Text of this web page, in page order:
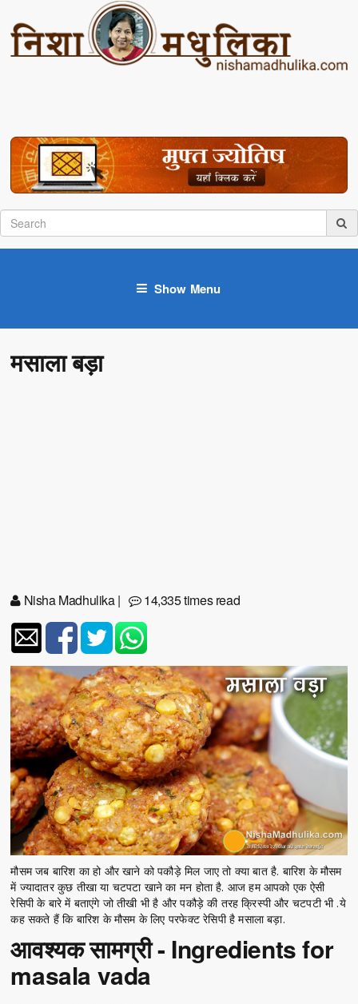
Show Menu
मसाला बड़ा
Nisha Madhulika| 14,335 times read
मौसम जब बारिश का हो और खाने को पकौड़े मिल जाए तो क्या बात है. बारिश के मौसम
में ज्यादातर कुछ तीखा या चटपटा खाने का मन होता है. आज हम आपको एक ऐसी
रेसिपी के बारे में बताएंगे जो तीखी भी है और पकौड़े की तरह क्रिस्पी और चटपटी भी .ये
कह सकते हैं कि बारिश के मौसम के लिए परफेक्ट रेसिपी है मसाला बड़ा.
आवश्यक सामग्री - Ingredients for
masala vada